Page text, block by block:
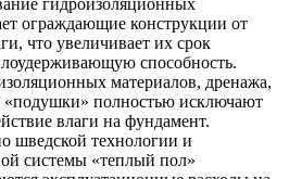
гидроизоляционных
ограждающие конструкции от
что увеличивает их срок
способность.
материалов, дренажа,
«подушки» полностью исключают
влаги на фундамент.
шведской технологии и
системы «теплый пол»